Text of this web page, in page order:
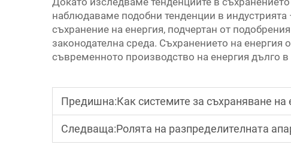
наблюдаваме подобни тенденции в индустрията
съхранение на енергия, подчертан от
законодателна среда. Съхранението на
съвременното производство на енергия дълго
Предишна:Как системите за съхраняване на
Следваща:Ролята на разпределителната